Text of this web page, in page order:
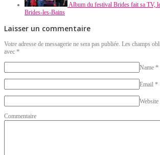
Album du festival Brides fait sa TV,
Brides-les-Bains
Laisser un commentaire
Votre adresse de messagerie ne sera pas publiée. Les champs
avec *
Name *
Email *
Website
Commentaire